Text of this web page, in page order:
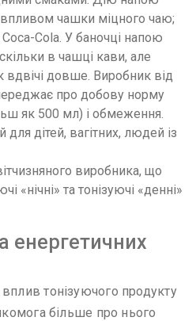
чашки міцного чаю;
Coca-Cola. У баночці напою
в чашці кави, але
вдвічі довше. Виробник від
про добову норму
як 500 мл) і обмеження.
для дітей, вагітних, людей із
виробника, що
«нічні» та тонізуючі «денні»
енергетичних
тонізуючого продукту
більше про нього